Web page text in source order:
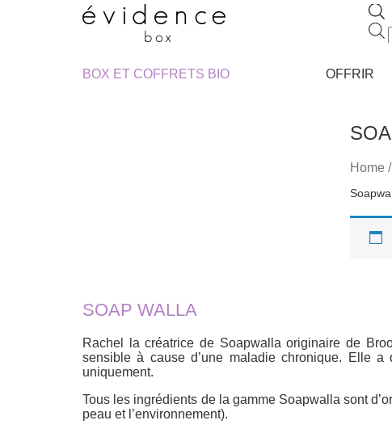
BOX ET COFFRETS BIO
OFFRIR
Home
SOAP WALLA
Rachel la créatrice de Soapwalla originaire de
sensible à cause d’une maladie chronique. Elle
uniquement.
Tous les ingrédients de la gamme Soapwalla sont
peau et l’environnement).